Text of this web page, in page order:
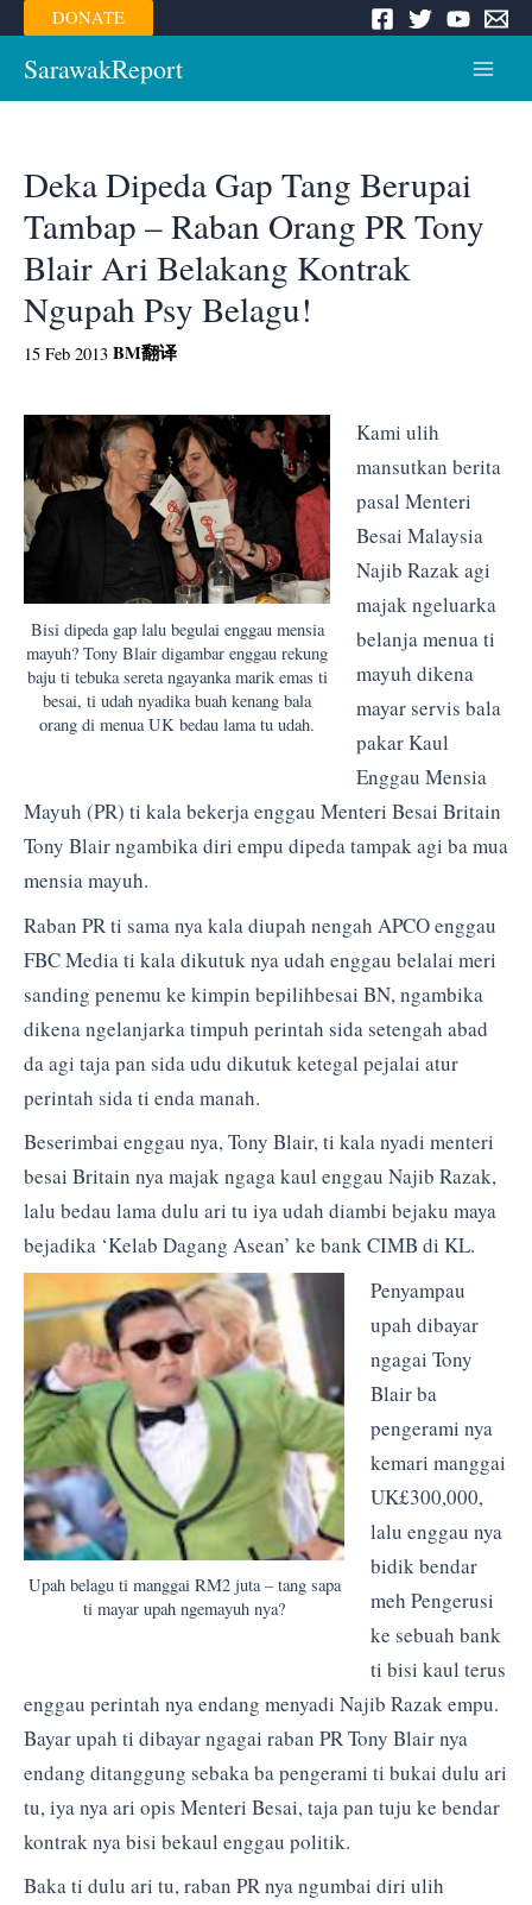
Skip
to
content
DONATE
SarawakReport
Deka Dipeda Gap Tang Berupai
Tambap – Raban Orang PR Tony
Blair Ari Belakang Kontrak
Ngupah Psy Belagu!
15 Feb 2013 BM翻译
Bisi dipeda gap lalu begulai enggau mensia
mayuh? Tony Blair digambar enggau rekung
baju ti tebuka sereta ngayanka marik emas ti
besai, ti udah nyadika buah kenang bala
orang di menua UK bedau lama tu udah.
Kami ulih
mansutkan berita
pasal Menteri
Besai Malaysia
Najib Razak agi
majak ngeluarka
belanja menua ti
mayuh dikena
mayar servis bala
pakar Kaul
Enggau Mensia
Mayuh (PR) ti kala bekerja enggau Menteri Besai Britain
Tony Blair ngambika diri empu dipeda tampak agi ba mua
mensia mayuh.
Raban PR ti sama nya kala diupah nengah APCO enggau
FBC Media ti kala dikutuk nya udah enggau belalai meri
sanding penemu ke kimpin bepilihbesai BN, ngambika
dikena ngelanjarka timpuh perintah sida setengah abad
da agi taja pan sida udu dikutuk ketegal pejalai atur
perintah sida ti enda manah.
Beserimbai enggau nya, Tony Blair, ti kala nyadi menteri
besai Britain nya majak ngaga kaul enggau Najib Razak,
lalu bedau lama dulu ari tu iya udah diambi bejaku maya
bejadika ‘Kelab Dagang Asean’ ke bank CIMB di KL.
Upah belagu ti manggai RM2 juta – tang sapa
ti mayar upah ngemayuh nya?
Penyampau
upah dibayar
ngagai Tony
Blair ba
pengerami nya
kemari manggai
UK£300,000,
lalu enggau nya
bidik bendar
meh Pengerusi
ke sebuah bank
ti bisi kaul terus
enggau perintah nya endang menyadi Najib Razak empu.
Bayar upah ti dibayar ngagai raban PR Tony Blair nya
endang ditanggung sebaka ba pengerami ti bukai dulu ari
tu, iya nya ari opis Menteri Besai, taja pan tuju ke bendar
kontrak nya bisi bekaul enggau politik.
Baka ti dulu ari tu, raban PR nya ngumbai diri ulih